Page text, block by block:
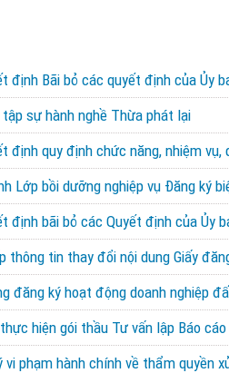
định Bãi bỏ các quyết định của Ủy
sự hành nghề Thừa phát lại
định quy định chức năng, nhiệm
Lớp bồi dưỡng nghiệp vụ Đăng ký
định bãi bỏ các Quyết định của Ủy
thông tin thay đổi nội dung Giấy
đăng ký hoạt động doanh nghiệp
hiện gói thầu Tư vấn lập Báo
phạm hành chính về thẩm quyền